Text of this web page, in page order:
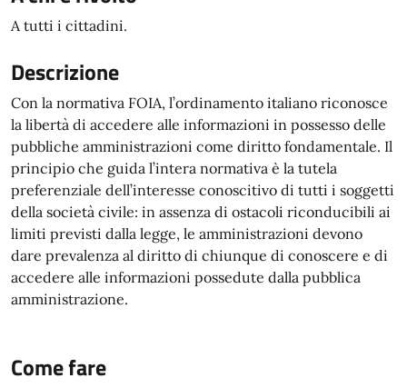
A tutti i cittadini.
Descrizione
Con la normativa FOIA, l’ordinamento italiano riconosce
la libertà di accedere alle informazioni in possesso delle
pubbliche amministrazioni come diritto fondamentale. Il
principio che guida l’intera normativa è la tutela
preferenziale dell’interesse conoscitivo di tutti i soggetti
della società civile: in assenza di ostacoli riconducibili ai
limiti previsti dalla legge, le amministrazioni devono
dare prevalenza al diritto di chiunque di conoscere e di
accedere alle informazioni possedute dalla pubblica
amministrazione.
Come fare